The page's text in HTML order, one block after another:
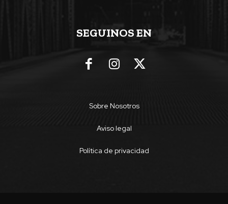
SEGUINOS EN
Sobre Nosotros
Aviso legal
Política de privacidad